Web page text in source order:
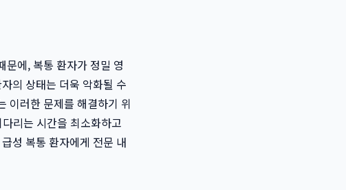
문에, 복통 환자가 정밀 영
의 상태는 더욱 악화될 수
이러한 문제를 해결하기 위
리는 시간을 최소화하고
성 복통 환자에게 전문 내